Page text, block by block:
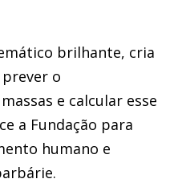
brilhante, cria
o
e calcular esse
a Fundação para
humano e